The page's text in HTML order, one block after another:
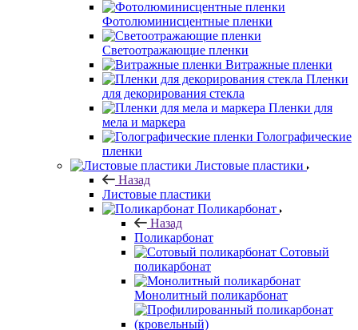
Фотолюминисцентные пленки
Светоотражающие пленки
Витражные пленки
Пленки
для декорирования стекла
Пленки для
мела и маркера
Голографические
пленки
Листовые пластики
Назад
Листовые пластики
Поликарбонат
Назад
Поликарбонат
Сотовый
поликарбонат
Монолитный поликарбонат